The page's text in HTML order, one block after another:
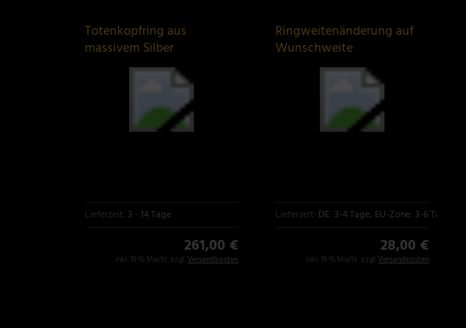
Totenkopfring aus
massivem Silber
Lieferzeit: 3 - 14 Tage
261,00 €
inkl. 19 % MwSt. zzgl. Versandkosten
Ringweitenänderung auf
Wunschweite
Lieferzeit: DE: 3-4 Tage, EU-Zone: 3-6 Tage
28,00 €
inkl. 19 % MwSt. zzgl. Versandkosten